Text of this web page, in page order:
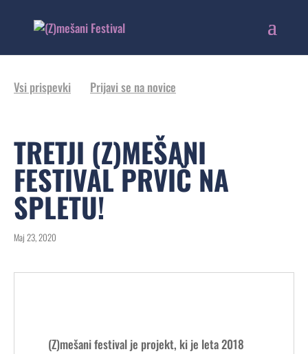
Vsi prispevki Prijavi se na novice
TRETJI (Z)MEŠANI
FESTIVAL PRVIČ NA
SPLETU!
Maj 23, 2020
(Z)mešani festival je projekt, ki je leta 2018